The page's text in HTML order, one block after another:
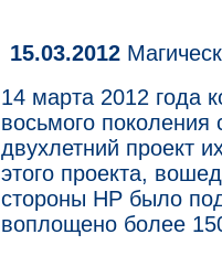
15.03.2012
14 марта 2012 года
восьмого
двухлетний проект
этого проекта,
стороны HP было
воплощено более